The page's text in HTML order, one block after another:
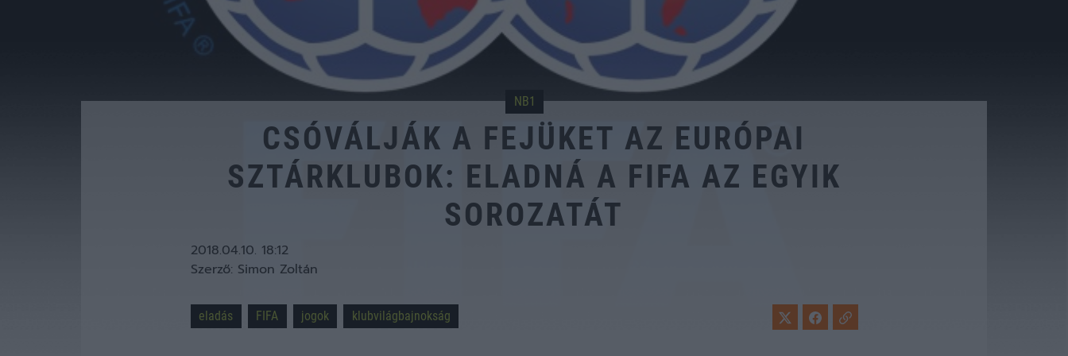
NB1
CSÓVÁLJÁK A FEJÜKET AZ EURÓPAI
SZTÁRKLUBOK: ELADNÁ A FIFA AZ EGYIK
SOROZATÁT
2018.04.10. 18:12
Szerző: Simon Zoltán
eladás FIFA jogok klubvilágbajnokság